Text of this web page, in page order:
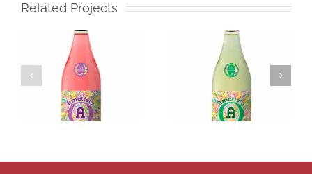
Related Projects
Amatista
Muscatel
Frizzante
White
Icono
Merlot